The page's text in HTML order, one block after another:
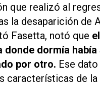
que realizó al
la desaparición de
Fasetta, notó que
donde dormía había
por otro. Ese
características de la